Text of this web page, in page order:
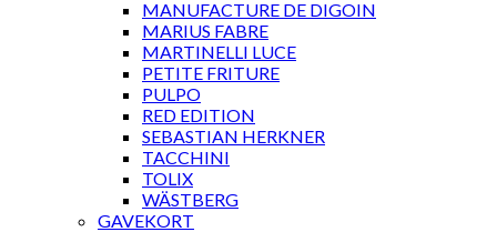
MANUFACTURE DE DIGOIN
MARIUS FABRE
MARTINELLI LUCE
PETITE FRITURE
PULPO
RED EDITION
SEBASTIAN HERKNER
TACCHINI
TOLIX
WÄSTBERG
GAVEKORT